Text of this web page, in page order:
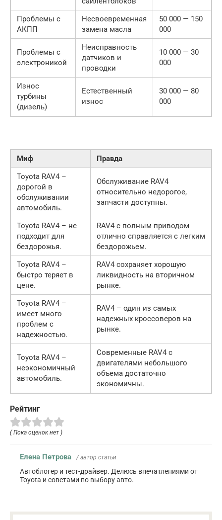
Проблемы с
АКПП
Несвоевременная
замена масла
50 000 — 150
000
Проблемы с
электроникой
Неисправность
датчиков и
проводки
10 000 — 30
000
Износ
турбины
(дизель)
Естественный
износ
30 000 — 80
000
Миф
Правда
Toyota RAV4 –
дорогой в
обслуживании
автомобиль.
Обслуживание RAV4
относительно недорогое,
запчасти доступны.
Toyota RAV4 – не
подходит для
бездорожья.
RAV4 с полным приводом
отлично справляется с легким
бездорожьем.
Toyota RAV4 –
быстро теряет в
цене.
RAV4 сохраняет хорошую
ликвидность на вторичном
рынке.
Toyota RAV4 –
имеет много
проблем с
надежностью.
RAV4 – один из самых
надежных кроссоверов на
рынке.
Toyota RAV4 –
неэкономичный
автомобиль.
Современные RAV4 с
двигателями небольшого
объема достаточно
экономичны.
Рейтинг
( Пока оценок нет )
Елена Петрова / автор статьи
Автоблогер и тест-драйвер. Делюсь впечатлениями от
Toyota и советами по выбору авто.